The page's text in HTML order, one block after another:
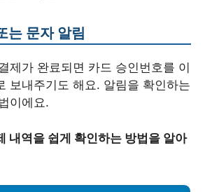
는 문자 알림
제가 완료되면 카드 승인번호를 이
보내주기도 해요. 알림을 확인하는
이에요.
내역을 쉽게 확인하는 방법을 알아